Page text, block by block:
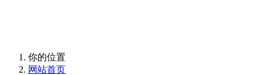
你的位置
网站首页